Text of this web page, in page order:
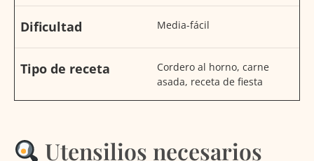
Dificultad Media-fácil
Tipo de receta
Cordero al horno, carne
asada, receta de fiesta
Utensilios necesarios